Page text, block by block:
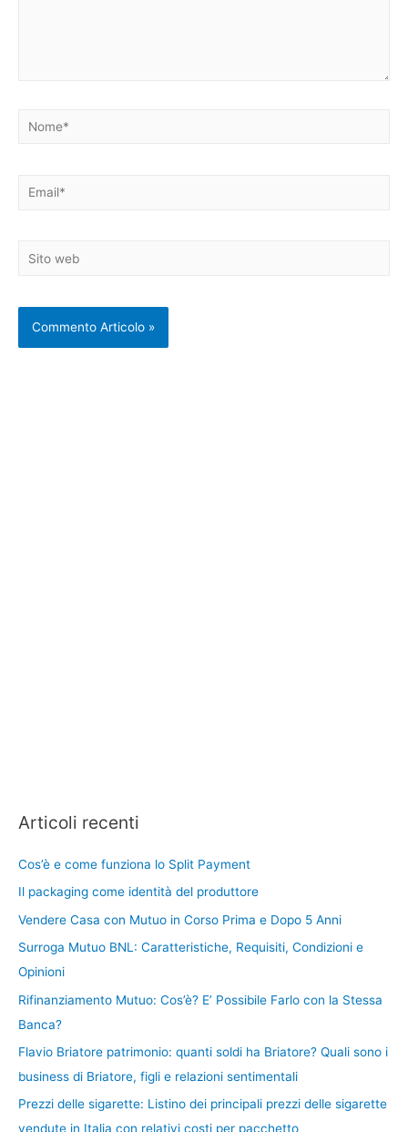
Nome*
Email*
Sito
Articoli recenti
Cos’è e come funziona lo Split Payment
Il packaging come identità del produttore
Vendere Casa con Mutuo in Corso Prima e Dopo 5 Anni
Surroga Mutuo BNL: Caratteristiche, Requisiti, Condizioni e
Opinioni
Rifinanziamento Mutuo: Cos’è? E’ Possibile Farlo con la Stessa
Banca?
Flavio Briatore patrimonio: quanti soldi ha Briatore? Quali sono i
business di Briatore, figli e relazioni sentimentali
Prezzi delle sigarette: Listino dei principali prezzi delle sigarette
vendute in Italia con relativi costi per pacchetto